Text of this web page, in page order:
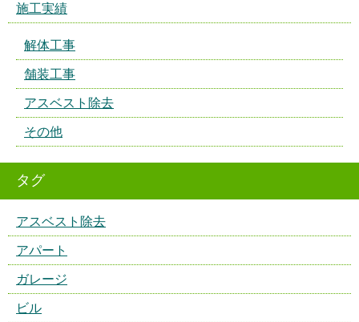
施工実績
解体工事
舗装工事
アスベスト除去
その他
タグ
アスベスト除去
アパート
ガレージ
ビル